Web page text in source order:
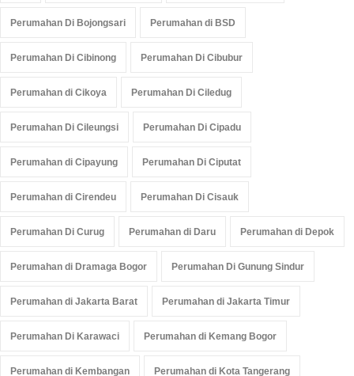
Perumahan Di Bojongsari Perumahan di BSD
Perumahan Di Cibinong Perumahan Di Cibubur
Perumahan di Cikoya Perumahan Di Ciledug
Perumahan Di Cileungsi Perumahan Di Cipadu
Perumahan di Cipayung Perumahan Di Ciputat
Perumahan di Cirendeu Perumahan Di Cisauk
Perumahan Di Curug Perumahan di Daru Perumahan di Depok
Perumahan di Dramaga Bogor Perumahan Di Gunung Sindur
Perumahan di Jakarta Barat Perumahan di Jakarta Timur
Perumahan Di Karawaci Perumahan di Kemang Bogor
Perumahan di Kembangan Perumahan di Kota Tangerang